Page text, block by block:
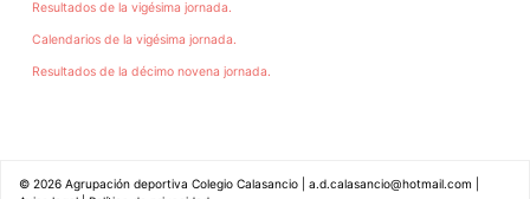
Resultados de la vigésima jornada.
Calendarios de la vigésima jornada.
Resultados de la décimo novena jornada.
© 2026 Agrupación deportiva Colegio Calasancio a.d.calasancio@hotmail.com